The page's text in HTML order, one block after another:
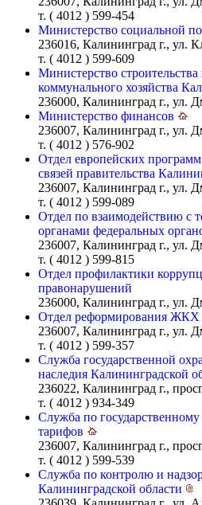
т. ( 4012 ) 599-454
Министерство социальной
236016, Калининград г., ул.
т. ( 4012 ) 599-609
Министерство
коммунального хозяйства
236000, Калининград г., ул.
Министерство финансов
236007, Калининград г., ул.
т. ( 4012 ) 576-902
Отдел европейских
связей правительства
236007, Калининград г., ул.
т. ( 4012 ) 599-089
Отдел по взаимодействию с
органами федеральных
236007, Калининград г., ул.
т. ( 4012 ) 599-815
Отдел профилактики
правонарушений
236000, Калининград г., ул.
Отдел реформирования ЖКХ
236007, Калининград г., ул.
т. ( 4012 ) 599-357
Служба государственной
наследия Калининградской
236022, Калининград г.,
т. ( 4012 ) 934-349
Служба по
тарифов
236007, Калининград г.,
т. ( 4012 ) 599-539
Служба по контролю и
Калининградской области